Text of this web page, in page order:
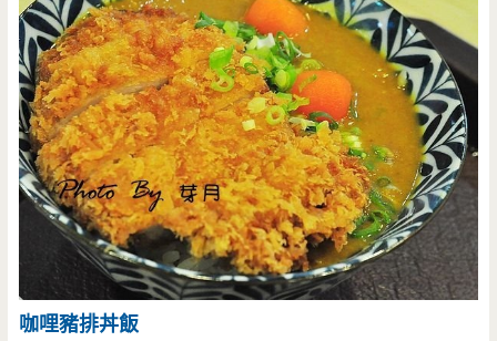
咖哩豬排丼飯